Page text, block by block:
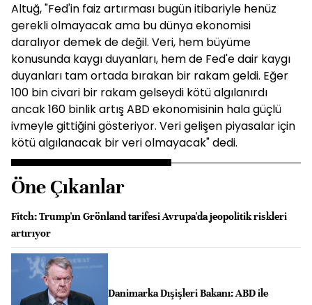
Altuğ, "Fed'in faiz artırması bugün itibariyle henüz
gerekli olmayacak ama bu dünya ekonomisi
daralıyor demek de değil. Veri, hem büyüme
konusunda kaygı duyanları, hem de Fed'e dair kaygı
duyanları tam ortada bırakan bir rakam geldi. Eğer
100 bin civari bir rakam gelseydi kötü algılanırdı
ancak 160 binlik artış ABD ekonomisinin hala güçlü
ivmeyle gittiğini gösteriyor. Veri gelişen piyasalar için
kötü algılanacak bir veri olmayacak" dedi.
Öne Çıkanlar
Fitch: Trump'ın Grönland tarifesi Avrupa'da jeopolitik riskleri
artırıyor
Danimarka Dışişleri Bakanı: ABD ile